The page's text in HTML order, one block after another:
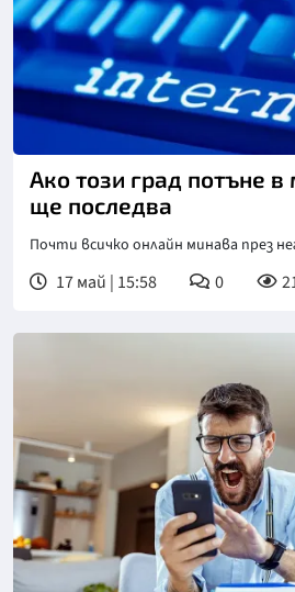
Ако този град потъне в
ще последва
Почти всичко онлайн минава през
17 май | 15:58 0